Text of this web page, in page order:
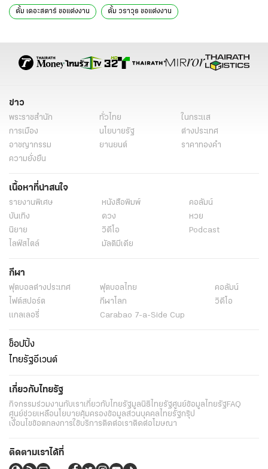
ตั้ม เดอะสตาร์ ขอแต่งงาน ตั้ม วราวุธ ขอแต่งงาน
ข่าวบันเทิงวันนี้ ข่าววันนี้ ข่าวดารา
ข่าว
พระราชสำนัก ทั่วไทย
ในกระแส
การเมือง
นโยบายรัฐ
ต่างประเทศ
อาชญากรรม
ยานยนต์
ราคาทองคำ
ความยั่งยืน
เนื้อหาที่น่าสนใจ
รายงานพิเศษ หนังสือพิมพ์
คอลัมน์
บันเทิง
ดวง
หวย
นิยาย
วิดีโอ
Podcast
ไลฟ์สไตล์
มัลติมีเดีย
กีฬา
ฟุตบอลต่่างประเทศ ฟุตบอลไทย
คอลัมน์
ไฟต์สปอร์ต
กีฬาโลก
วิดีโอ
แกลเลอรี่
Carabao 7-a-Side Cup
ช็อปปิ้ง
ไทยรัฐอีเวนต์
เกี่ยวกับไทยรัฐ
กิจกรรมร่วมงานกับเราเกี่ยวกับไทยรัฐมูลนิธิไทยรัฐศูนย์ข้อมูลไทยรัฐ FAQ
ศูนย์ช่วยเหลือนโยบายคุ้มครองข้อมูลส่วนบุคคลไทยรัฐกรุ๊ป
เงื่อนไขข้อตกลงการใช้บริการติดต่อเราติดต่อโฆษณา
ติดตามเราได้ที่